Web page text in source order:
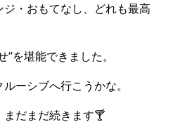
・おもてなし、どれも最高
を堪能できました。
ーシブへ行こうかな。
だまだ続きます🍸